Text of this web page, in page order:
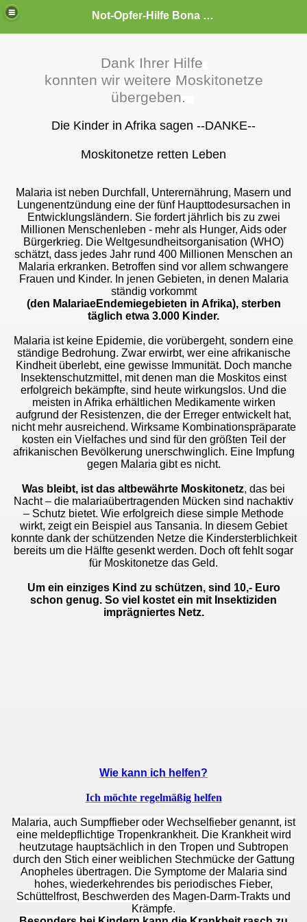
Not-Opfer-Hilfe Bona Fide e.V.
Dank Ihrer Hilfe
konnten wir weitere Moskitonetze
übergeben.
Die Kinder in Afrika sagen --DANKE--
Moskitonetze retten Leben
Malaria ist neben Durchfall, Unterernährung, Masern und
Lungenentzündung eine der fünf Haupttodesursachen in
Entwicklungsländern. Sie fordert jährlich bis zu zwei
Millionen Menschenleben - mehr als Hunger, Aids oder
Bürgerkrieg. Die Weltgesundheitsorganisation (WHO)
schätzt, dass jedes Jahr rund 400 Millionen Menschen an
Malaria erkranken. Betroffen sind vor allem schwangere
Frauen und Kinder. In jenen Gebieten, in denen Malaria
ständig vorkommt
(den MalariaeEndemiegebieten in Afrika), sterben
täglich etwa 3.000 Kinder.
Malaria ist keine Epidemie, die vorübergeht, sondern eine
ständige Bedrohung. Zwar erwirbt, wer eine afrikanische
Kindheit überlebt, eine gewisse Immunität. Doch manche
Insektenschutzmittel, mit denen man die Moskitos einst
erfolgreich bekämpfte, sind heute wirkungslos. Und die
meisten in Afrika erhältlichen Medikamente wirken
aufgrund der Resistenzen, die der Erreger entwickelt hat,
nicht mehr ausreichend. Wirksame Kombinationspräparate
kosten ein Vielfaches und sind für den größten Teil der
afrikanischen Bevölkerung unerschwinglich. Eine Impfung
gegen Malaria gibt es nicht.
Was bleibt, ist das altbewährte Moskitonetz, das bei
Nacht – die malariaübertragenden Mücken sind nachaktiv
– Schutz bietet. Wie erfolgreich diese simple Methode
wirkt, zeigt ein Beispiel aus Tansania. In diesem Gebiet
konnte dank der schützenden Netze die Kindersterblichkeit
bereits um die Hälfte gesenkt werden. Doch oft fehlt sogar
für Moskitonetze das Geld.
Um ein einziges Kind zu schützen, sind 10,- Euro
schon genug. So viel kostet ein mit Insektiziden
imprägniertes Netz.
Wie kann ich helfen?
Ich möchte regelmäßig helfen
Malaria, auch Sumpffieber oder Wechselfieber genannt, ist
eine meldepflichtige Tropenkrankheit. Die Krankheit wird
heutzutage hauptsächlich in den Tropen und Subtropen
durch den Stich einer weiblichen Stechmücke der Gattung
Anopheles übertragen. Die Symptome der Malaria sind
hohes, wiederkehrendes bis periodisches Fieber,
Schüttelfrost, Beschwerden des Magen-Darm-Trakts und
Krämpfe.